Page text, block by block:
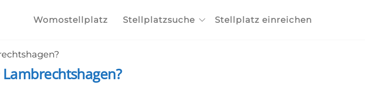
Womostellplatz Stellplatzsuche Stellplatz einreichen